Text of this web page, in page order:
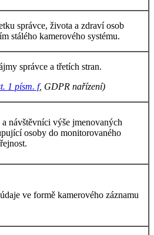
správce, života a zdraví osob
stálého kamerového systému.
správce a třetích stran.
1 písm. f, GDPR nařízení)
a návštěvníci výše jmenovaných
osoby do monitorovaného
ve formě kamerového záznamu